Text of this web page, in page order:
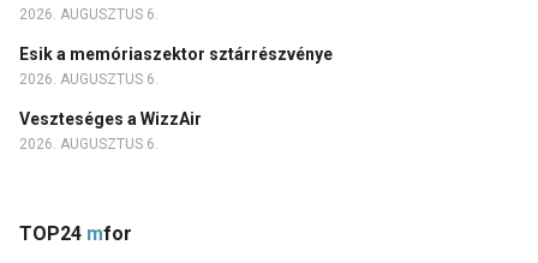
2026. AUGUSZTUS 6.
Esik a memóriaszektor sztárrészvénye
2026. AUGUSZTUS 6.
Veszteséges a WizzAir
2026. AUGUSZTUS 6.
TOP24 mfor